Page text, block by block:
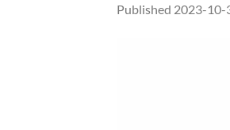
Published 2023-10-